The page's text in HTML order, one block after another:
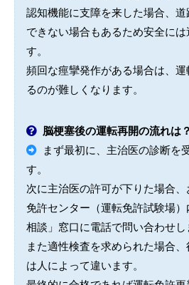
認知機能に支障を来した場合、
できない場合もあるため安全に
す。
頻回な痙攣発作がある場合は、
るのが難しくなります。
脳梗塞後の運転再開の流れは？
まず最初に、主治医の診断を
す。
次に主治医の許可が下りた場合
免許センター（運転免許試験場
相談」窓口に電話で問い合わせし
また適性検査を求められた場合
は人によって違います。